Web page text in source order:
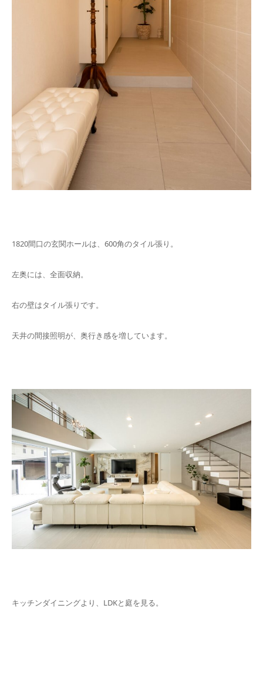
1820間口の玄関ホールは、600角のタイル張り。
左奥には、全面収納。
右の壁はタイル張りです。
天井の間接照明が、奥行き感を増しています。
キッチンダイニングより、LDKと庭を見る。